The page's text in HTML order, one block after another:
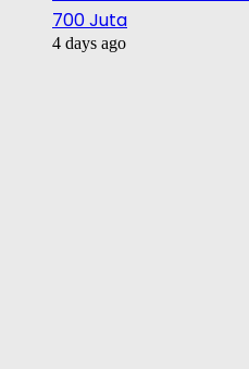
700 Juta
4 days ago